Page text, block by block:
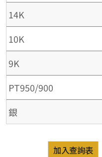
14K
10K
9K
PT950/900
銀
加入查詢表